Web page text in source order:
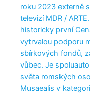
roku 2023 externě
televizí MDR /
historicky první
vytrvalou podporu
sbírkových fondů,
vůbec. Je
světa romských
Musaealis v